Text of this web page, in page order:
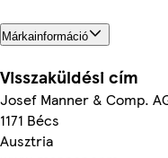
Márkainformáció
Visszaküldési cím
Josef Manner & Comp.
1171 Bécs
Ausztria